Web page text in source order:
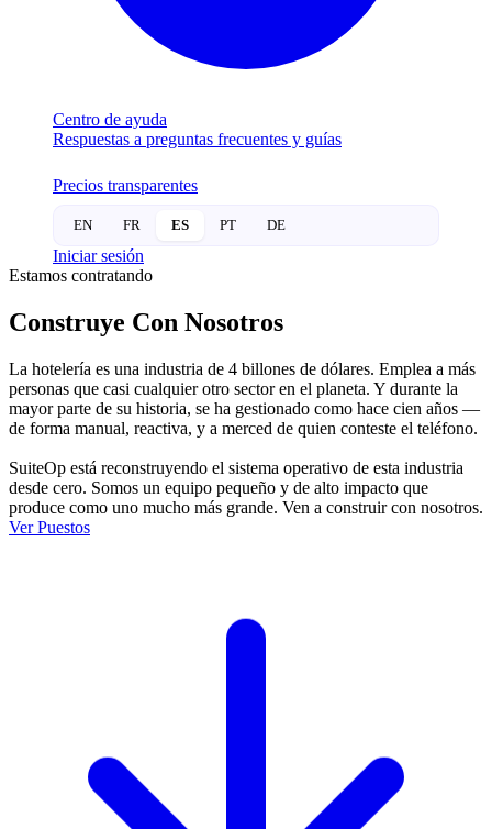
Centro de ayuda
Respuestas a preguntas frecuentes y guías
Precios transparentes
EN FR ES PT DE
Iniciar sesión
Estamos contratando
Construye Con Nosotros
La hotelería es una industria de 4 billones de dólares. Emplea a más
personas que casi cualquier otro sector en el planeta. Y durante la
mayor parte de su historia, se ha gestionado como hace cien años —
de forma manual, reactiva, y a merced de quien conteste el teléfono.
SuiteOp está reconstruyendo el sistema operativo de esta industria
desde cero. Somos un equipo pequeño y de alto impacto que
produce como uno mucho más grande. Ven a construir con nosotros.
Ver Puestos